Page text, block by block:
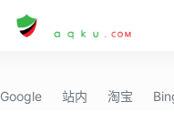
Google 站内 淘宝